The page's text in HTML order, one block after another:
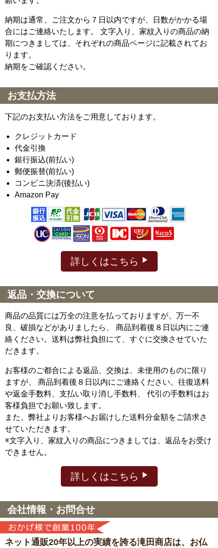
納期は通常、ご注文から７日以内ですが、日数がかかる場
合にはご連絡いたします。 文字入り、家紋入りの商品の納
期につきましては、それぞれの商品ページに記載されてお
ります。
納期をご確認ください。
お支払方法
下記のお支払い方法をご用意しております。
クレジットカード
代金引換
銀行振込(前払い)
郵便振替(前払い)
コンビニ決済(後払い)
Amazon Pay
詳しくはこちら
返品・交換について
商品の品質には万全の注意を払っておりますが、万一不
良、破損などがありましたら、 商品到着後８日以内にご連
絡ください。送料は弊社負担にて、すぐに交換させていた
だきます。
お客様のご都合による返品、交換は、未使用のものに限り
ますが、
商品到着後８日以内にご連絡ください。往復送料
や返金手数料、支払い取り消し手数料、 代引の手数料はお
客様負担でお願い致します。
また、弊社よりお客様へお届けした送料分金額をご請求さ
せていただきます。
※文字入り、家紋入りの商品につきましては、返品をお受け
できません。
詳しくはこちら
会社情報・お問合せ
ネット通販20年以上の実績を誇る滝田商店は、 お仏